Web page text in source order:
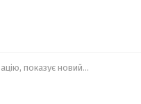
Засновник Passion UA майже не контролює свою організацію, показує новий звіт